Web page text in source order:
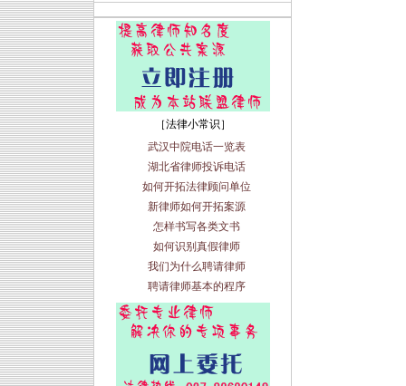
［法律小常识］
武汉中院电话一览表
湖北省律师投诉电话
如何开拓法律顾问单位
新律师如何开拓案源
怎样书写各类文书
如何识别真假律师
我们为什么聘请律师
聘请律师基本的程序